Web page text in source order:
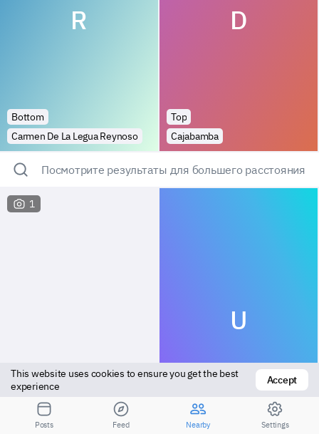
R
Bottom
Carmen De La Legua Reynoso
D
Top
Cajabamba
Посмотрите результаты для большего расстояния
1
U
Versatile
This website uses cookies to ensure you get the best
experience
Accept
Posts Feed Nearby Settings